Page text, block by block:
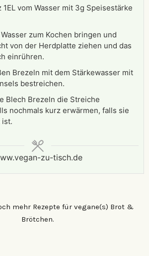
1EL vom Wasser mit 3g Speisestärke
zum Kochen bringen und
von der Herdplatte ziehen und das
einrühren.
Brezeln mit dem Stärkewasser mit
bestreichen.
Blech Brezeln die Streiche
nochmals kurz erwärmen, falls sie
ist.
www.vegan-zu-tisch.de
mehr Rezepte für vegane(s) Brot &
Brötchen.